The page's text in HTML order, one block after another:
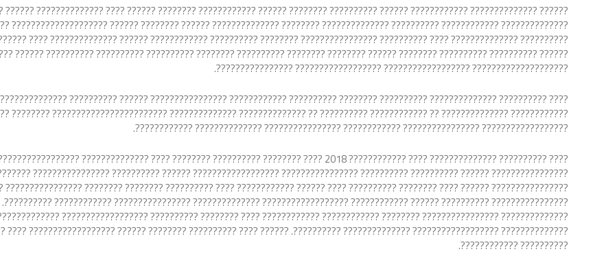
?????? ?????????? ???????? ?????? ???????????? ???????? ?????? ???? ?????????????? ?????? ???????? ?????? ???????? ??????
???????? ?????????????? ?????? ???????? ?????? ???????????????????? ?????????? ???????????? ?????????????? ???? ????????
???????? ?????????? ???????????? ?????? ?????????????? ???? ?????????????? ?????? ?????????? ?????????????? ???? ??????
?????????? ???????? ?????????? ?????????? ?????????? ?????? ?????????? ???? ???????????? ???????????? ????????????
???????????????????? ?????????????????? ?????????????????? ????????????????.
???????????? ???????????????? ?????? ?????????? ?????????????? ?????????? ?????? ?????? ???????? ?????????? ????
?????????????? ?????????????? ???????????????????????? ???????? ???????????? ???? ?????? ?????????? ???? ??????????????
?????????????????? ???????????????? ???????????? ???????????????? ?????????????? ????????????.
???????? ???? ?????????????? ?????????????????? ???? ?????????? ???????????????? ????????????????
?????????????????? ?????? ?????????? ???????????????? ???????????? ?????? ???????????????? ?????? ???????? ????
???? ?????? ???????????? ???? ?????????? ???????? ???????? ???????????????? ???????????? ???????????? ??????????????
?????????????? ???????????????? ???????????? ??????????. ?????? ???????? ???????????????? ???????????? ????
???????????? ???? ???????? ?????????? ?????????????????? ?????????????????? ???????? ?????????? ???????? ??????????????
??????????. ?????? ???? ?????????? ???????? ?????? ?????????????????? ???? ?????????? ?????? ???????????? ???????????? ????
?????????? ????????????.